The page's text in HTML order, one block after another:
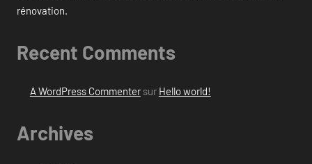
rénovation.
Recent Comments
A WordPress Commentersur Hello world!
Archives